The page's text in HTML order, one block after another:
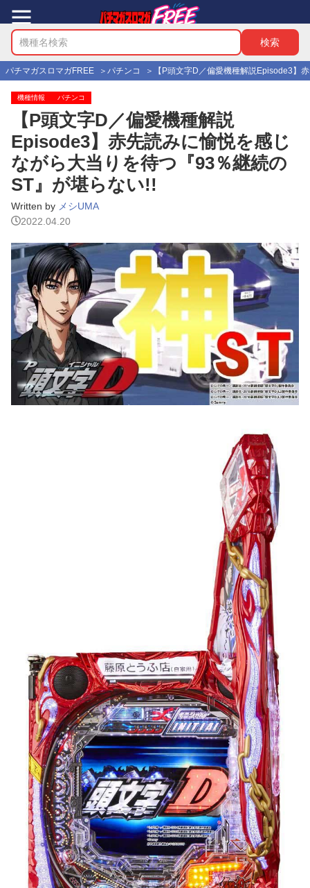
パチマガスロマガFREE パチンコ 【P頭文字D／偏愛機種解説Episode3】
機種情報 パチンコ
【P頭文字D／偏愛機種解説
Episode3】赤先読みに愉悦を感じ
ながら大当りを待つ『93％継続の
ST』が堪らない!!
Written by メシUMA
2022.04.20